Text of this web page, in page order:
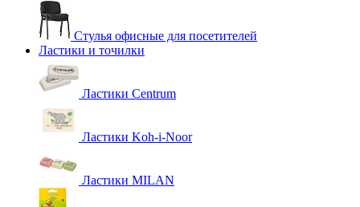
Стулья офисные для посетителей
Ластики и точилки
Ластики Centrum
Ластики Koh-i-Noor
Ластики MILAN